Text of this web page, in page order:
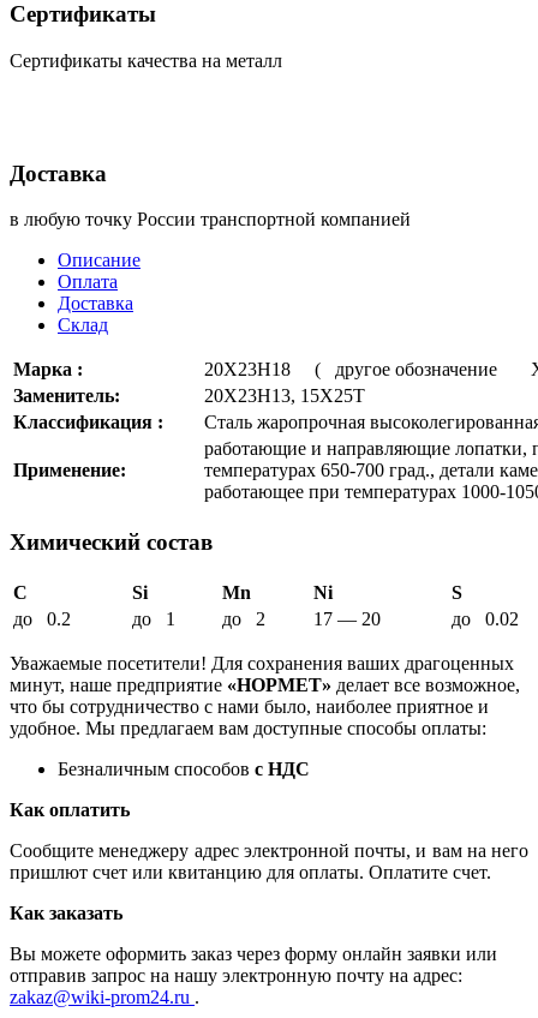
Сертификаты
Сертификаты качества на металл
Доставка
в любую точку России транспортной компанией
Описание
Оплата
Доставка
Склад
Марка :
20Х23Н18 ( другое
Заменитель:
20Х23Н13, 15Х25Т
Классификация :
Сталь жаропрочная
Применение:
работающие и направляющие лопатки,
температурах 650-700 град., детали
работающее при температурах 1000-
Химический состав
C Si Mn Ni
S
до 0.2
до 1 до 2 17 — 20 до 0.02
Уважаемые посетители! Для сохранения ваших драгоценных
минут, наше предприятие «НОРМЕТ» делает все возможное,
что бы сотрудничество с нами было, наиболее приятное и
удобное. Мы предлагаем вам доступные способы оплаты:
Безналичным способов с НДС
Как оплатить
Сообщите менеджеру адрес электронной почты, и вам на него
пришлют счет или квитанцию для оплаты. Оплатите счет.
Как заказать
Вы можете оформить заказ через форму онлайн заявки или
отправив запрос на нашу электронную почту на адрес:
zakaz@wiki-prom24.ru .